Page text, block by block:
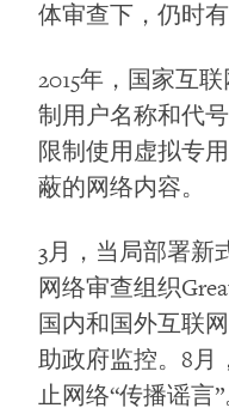
体审查下，仍时
2015年，国家互
制用户名称和代
限制使用虚拟专
蔽的网络内容。
3月，当局部署新
网络审查组织
国内和国外互联
助政府监控。8月
止网络“传播谣言”